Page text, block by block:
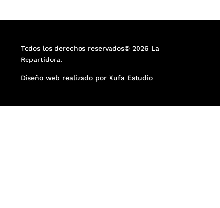
Todos los derechos reservados© 2026 La
Repartidora.
Diseño web realizado por Xufa Estudio